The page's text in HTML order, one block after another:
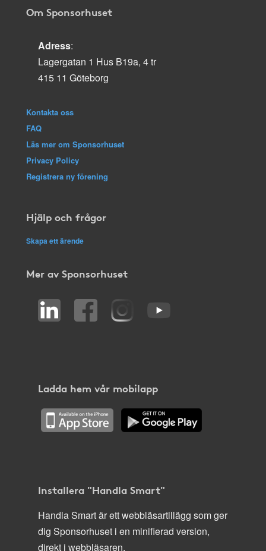
Om Sponsorhuset
Adress:
Lagergatan 1 Hus B19a, 4 tr
415 11 Göteborg
Kontakta oss
FAQ
Läs mer om Sponsorhuset
Privacy Policy
Registrera ny förening
Hjälp och frågor
Skapa ett ärende
Mer av Sponsorhuset
Ladda hem vår mobilapp
Installera "Handla Smart"
Handla Smart är ett webbläsartillägg som ger
dig Sponsorhuset i en minifierad version,
direkt i webbläsaren.